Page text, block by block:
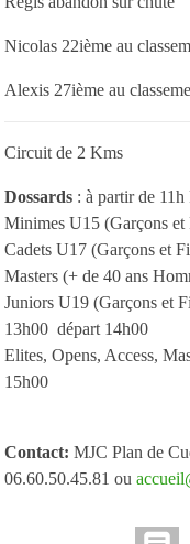
Nicolas 22ième au
Alexis 27ième au
Circuit de 2 Kms
Dossards : à partir de
Minimes U15 (Garçons
Cadets U17 (Garçons et
Masters (+ de 40 ans
Juniors U19 (Garçons et
13h00 départ 14h00
Elites, Opens, Access,
15h00
Contact: MJC Plan de
06.60.50.45.81 ou